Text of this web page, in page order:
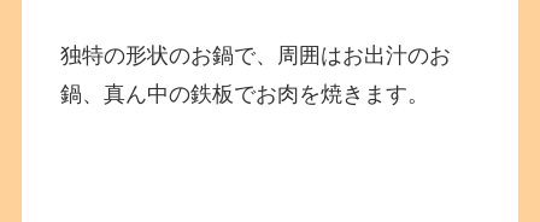
独特の形状のお鍋で、周囲はお出汁のお
鍋、真ん中の鉄板でお肉を焼きます。